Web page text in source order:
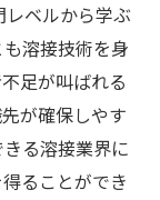
レベルから学ぶ
溶接技術を身
足が叫ばれる
が確保しやす
る溶接業界に
ることができ